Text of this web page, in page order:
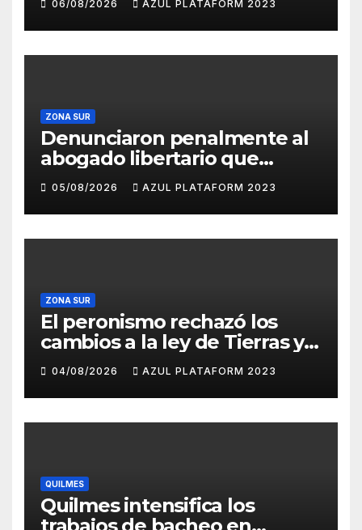
contra la reforma de la Ley
de Tierras
06/08/2026 AZUL PLATAFORM 2023
ZONA SUR
Denunciaron penalmente al
abogado libertario que
propuso tirar napalm sobre
el Gran Buenos Aires
05/08/2026 AZUL PLATAFORM 2023
ZONA SUR
El peronismo rechazó los
cambios a la ley de Tierras y
convocó a movilizarse el
jueves en contra del
Gobierno
04/08/2026 AZUL PLATAFORM 2023
QUILMES
Quilmes intensifica los